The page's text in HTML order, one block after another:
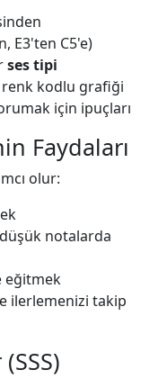
E3'ten C5'e)
ses tipi
renk kodlu grafiği
için ipuçları
Faydaları
olur:
notalarda
eğitmek
ilerlemenizi takip